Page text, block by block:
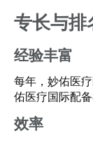
专长与排
经验丰富
每年，妙佑医
佑医疗国际配
效率